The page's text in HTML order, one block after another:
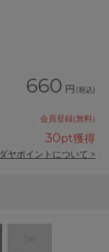
660 円 (税込)
会員登録(無料)
30pt獲得
ヤポイントについて >